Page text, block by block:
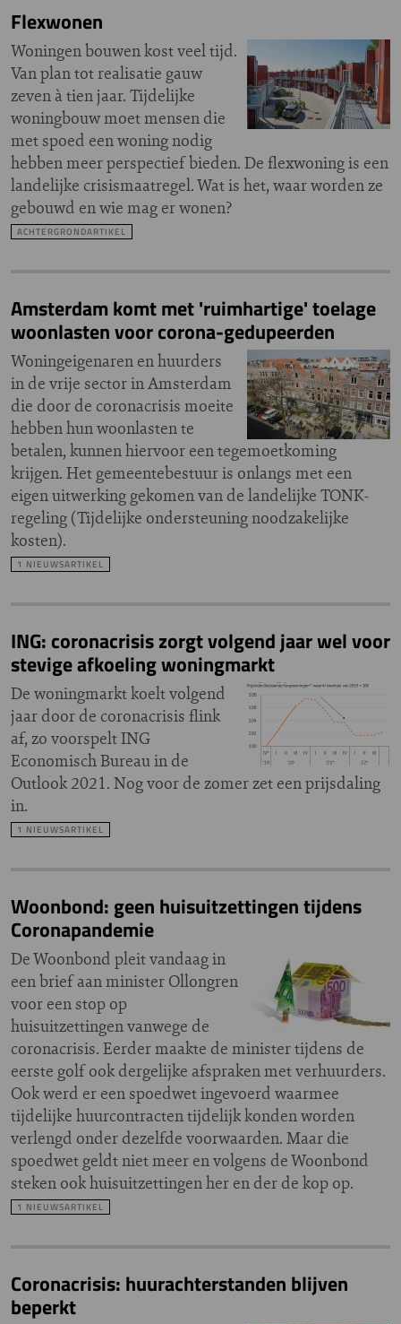
Flexwonen
Woningen bouwen kost veel tijd.
Van plan tot realisatie gauw
zeven à tien jaar. Tijdelijke
woningbouw moet mensen die
met spoed een woning nodig
hebben meer perspectief bieden. De flexwoning is een
landelijke crisismaatregel. Wat is het, waar worden ze
gebouwd en wie mag er wonen?
ACHTERGRONDARTIKEL
Amsterdam komt met 'ruimhartige' toelage
woonlasten voor corona-gedupeerden
Woningeigenaren en huurders
in de vrije sector in Amsterdam
die door de coronacrisis moeite
hebben hun woonlasten te
betalen, kunnen hiervoor een tegemoetkoming
krijgen. Het gemeentebestuur is onlangs met een
eigen uitwerking gekomen van de landelijke TONK-
regeling (Tijdelijke ondersteuning noodzakelijke
kosten).
1 NIEUWSARTIKEL
ING: coronacrisis zorgt volgend jaar wel voor
stevige afkoeling woningmarkt
De woningmarkt koelt volgend
jaar door de coronacrisis flink
af, zo voorspelt ING
Economisch Bureau in de
Outlook 2021. Nog voor de zomer zet een prijsdaling
in.
1 NIEUWSARTIKEL
Woonbond: geen huisuitzettingen tijdens
Coronapandemie
De Woonbond pleit vandaag in
een brief aan minister Ollongren
voor een stop op
huisuitzettingen vanwege de
coronacrisis. Eerder maakte de minister tijdens de
eerste golf ook dergelijke afspraken met verhuurders.
Ook werd er een spoedwet ingevoerd waarmee
tijdelijke huurcontracten tijdelijk konden worden
verlengd onder dezelfde voorwaarden. Maar die
spoedwet geldt niet meer en volgens de Woonbond
steken ook huisuitzettingen her en der de kop op.
1 NIEUWSARTIKEL
Coronacrisis: huurachterstanden blijven
beperkt